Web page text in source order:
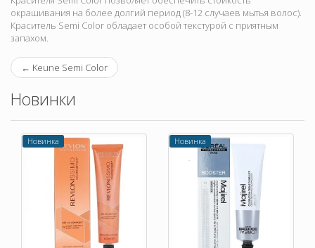
окрашивания на более долгий период (8-12 случаев мытья волос).
Краситель Semi Color обладает особой текстурой с приятным
запахом.
← Keune Semi Color
Новинки
Новинка Новинка